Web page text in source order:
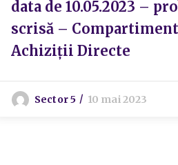
data de 10.05.2023 –
scrisă –
Achiziții Directe
Sector 5 10 mai 2023